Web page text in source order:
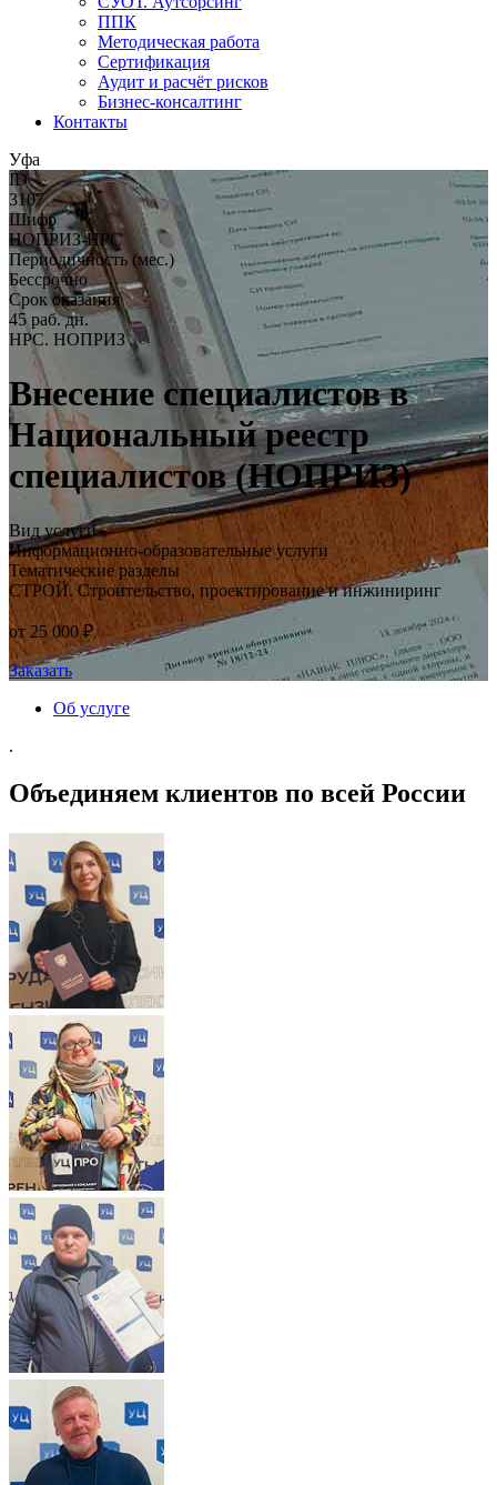
ППК
Методическая работа
Сертификация
Аудит и расчёт рисков
Бизнес-консалтинг
Контакты
Уфа
ID
3107
Шифр
НОПРИЗ-НРС
Периодичность (мес.)
Бессрочно
Срок оказания
45 раб. дн.
НРС. НОПРИЗ
Внесение специалистов в
Национальный реестр
специалистов (НОПРИЗ)
Вид услуги
Информационно-образовательные услуги
Тематические разделы
СТРОЙ. Строительство, проектирование и инжиниринг
от 25 000 ₽
Заказать
Об услуге
.
Объединяем клиентов по всей России